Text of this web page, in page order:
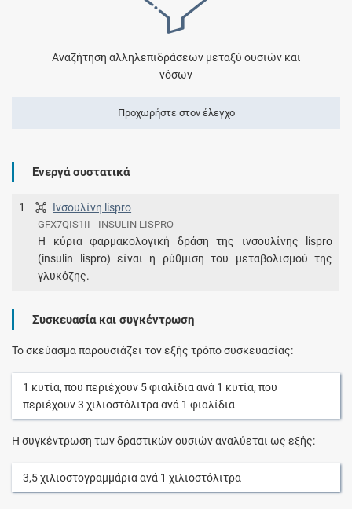
Αναζήτηση αλληλεπιδράσεων μεταξύ ουσιών και
νόσων
Προχωρήστε στον έλεγχο
Ενεργά συστατικά
1 Ινσουλίνη lispro
GFX7QIS1II - INSULIN LISPRO
Η κύρια φαρμακολογική δράση της ινσουλίνης lispro
(insulin lispro) είναι η ρύθμιση του μεταβολισμού της
γλυκόζης.
Συσκευασία και συγκέντρωση
Το σκεύασμα παρουσιάζει τον εξής τρόπο συσκευασίας:
1 κυτία, που περιέχουν 5φιαλίδιαανά 1 κυτία, που
περιέχουν3 χιλιοστόλιτραανά 1 φιαλίδια
Η συγκέντρωση των δραστικών ουσιών αναλύεται ως εξής:
3,5χιλιοστογραμμάριαανά 1 χιλιοστόλιτρα